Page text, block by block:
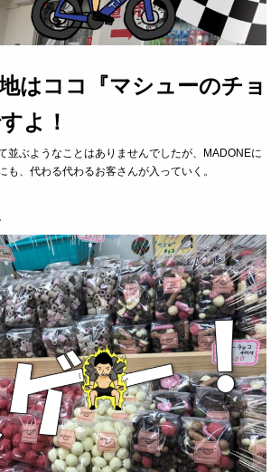
はココ『マシューのチョ
よ！
並ぶようなことはありませんでしたが、MADONEに
も、代わる代わるお客さんが入っていく。